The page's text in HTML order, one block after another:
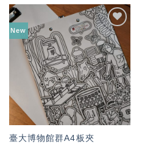
New
加入
「願
望輕
單」
臺大博物館群A4板夾